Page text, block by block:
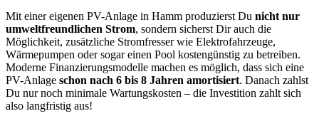
Mit einer eigenen PV-Anlage in Hamm produzierst Du nicht nur
umweltfreundlichen Strom, sondern sicherst Dir auch die
Möglichkeit, zusätzliche Stromfresser wie Elektrofahrzeuge,
Wärmepumpen oder sogar einen Pool kostengünstig zu betreiben.
Moderne Finanzierungsmodelle machen es möglich, dass sich eine
PV-Anlage schon nach 6 bis 8 Jahren amortisiert. Danach zahlst
Du nur noch minimale Wartungskosten – die Investition zahlt sich
also langfristig aus!